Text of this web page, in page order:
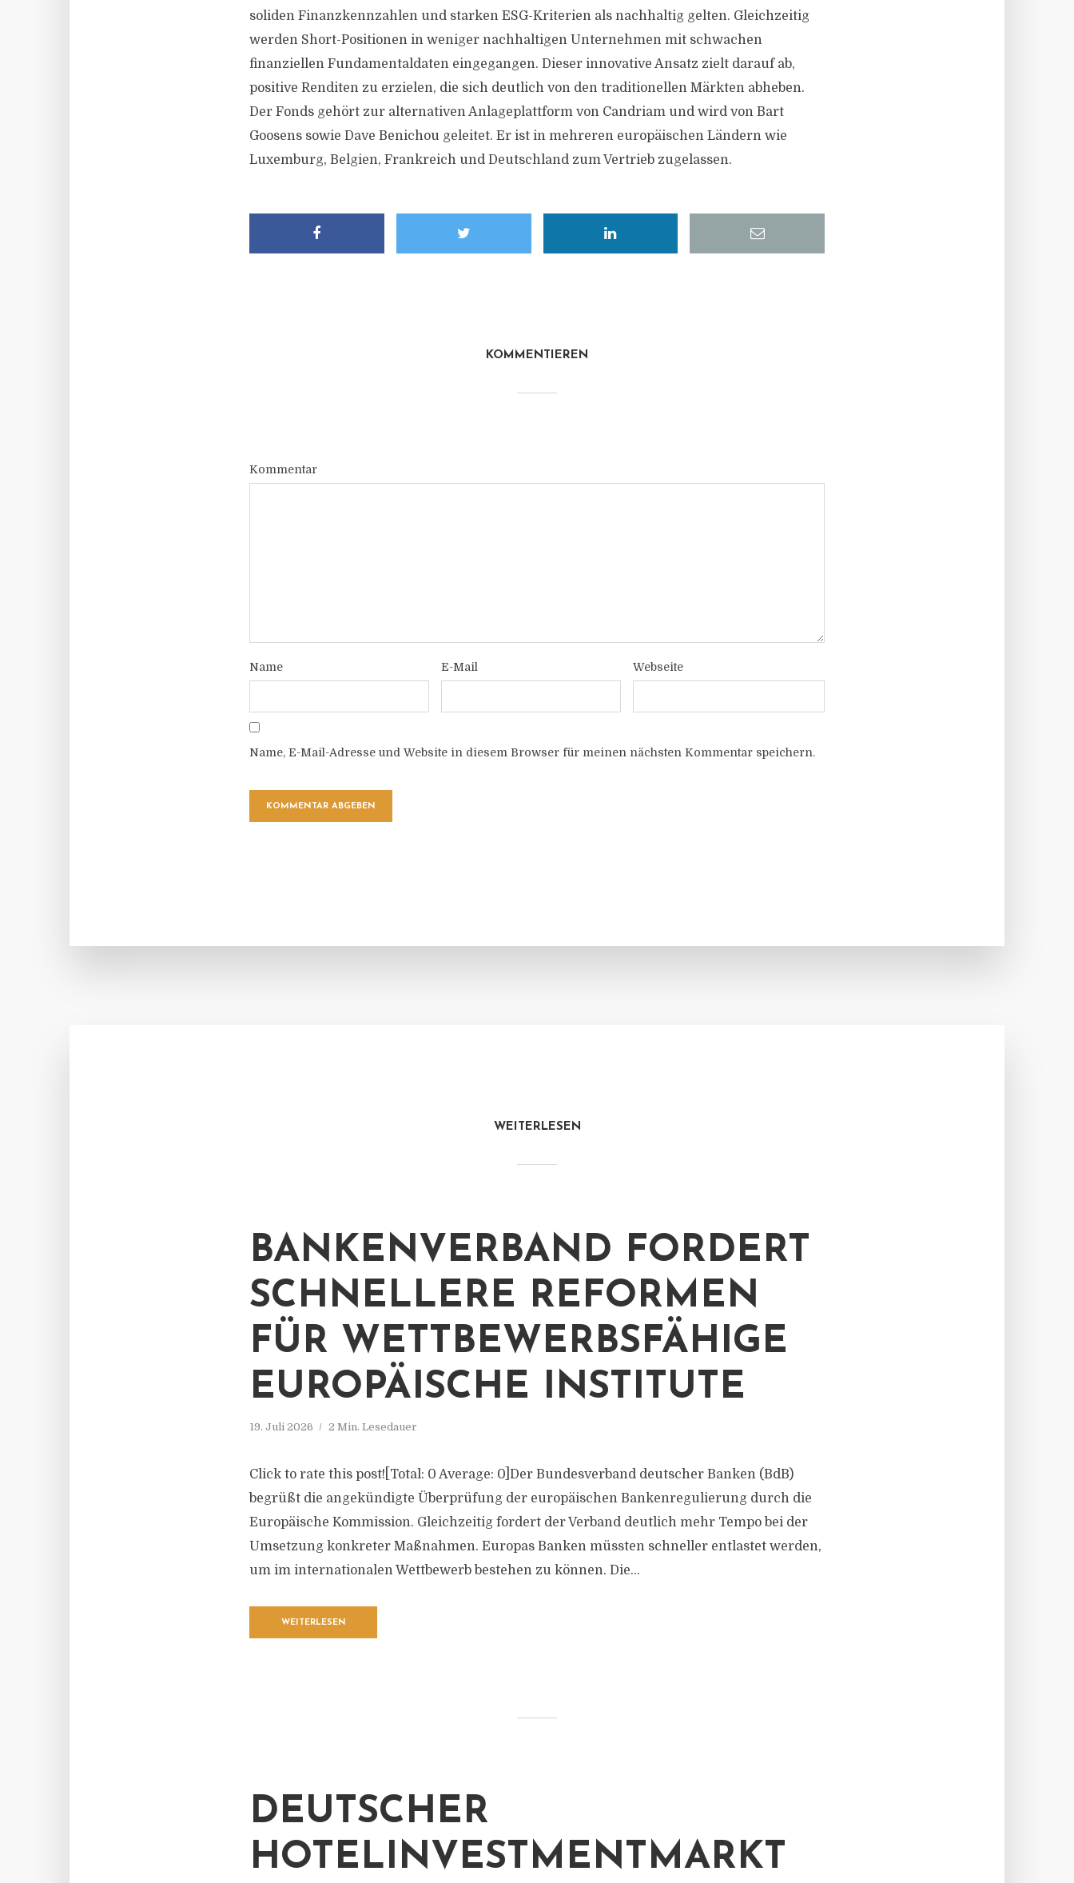
soliden Finanzkennzahlen und starken ESG-Kriterien als nachhaltig gelten. Gleichzeitig
werden Short-Positionen in weniger nachhaltigen Unternehmen mit schwachen
finanziellen Fundamentaldaten eingegangen. Dieser innovative Ansatz zielt darauf ab,
positive Renditen zu erzielen, die sich deutlich von den traditionellen Märkten abheben.
Der Fonds gehört zur alternativen Anlageplattform von Candriam und wird von Bart
Goosens sowie Dave Benichou geleitet. Er ist in mehreren europäischen Ländern wie
Luxemburg, Belgien, Frankreich und Deutschland zum Vertrieb zugelassen.
KOMMENTIEREN
Kommentar
Name E-Mail Webseite
Name, E-Mail-Adresse und Website in diesem Browser für meinen nächsten Kommentar speichern.
WEITERLESEN
BANKENVERBAND FORDERT
SCHNELLERE REFORMEN
FÜR WETTBEWERBSFÄHIGE
EUROPÄISCHE INSTITUTE
19. Juli 2026 2 Min. Lesedauer
Click to rate this post![Total: 0 Average: 0]Der Bundesverband deutscher Banken (BdB)
begrüßt die angekündigte Überprüfung der europäischen Bankenregulierung durch die
Europäische Kommission. Gleichzeitig fordert der Verband deutlich mehr Tempo bei der
Umsetzung konkreter Maßnahmen. Europas Banken müssten schneller entlastet werden,
um im internationalen Wettbewerb bestehen zu können. Die...
WEITERLESEN
DEUTSCHER
HOTELINVESTMENTMARKT